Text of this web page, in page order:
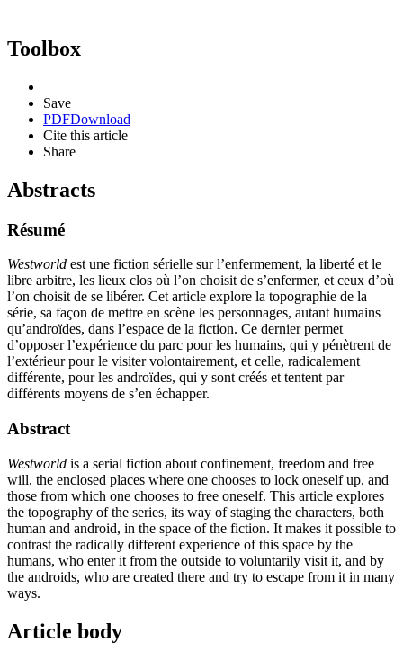
Toolbox
Save
PDFDownload
Cite this article
Share
Abstracts
Résumé
Westworld est une fiction sérielle sur l’enfermement, la liberté et le
libre arbitre, les lieux clos où l’on choisit de s’enfermer, et ceux d’où
l’on choisit de se libérer. Cet article explore la topographie de la
série, sa façon de mettre en scène les personnages, autant humains
qu’androïdes, dans l’espace de la fiction. Ce dernier permet
d’opposer l’expérience du parc pour les humains, qui y pénètrent de
l’extérieur pour le visiter volontairement, et celle, radicalement
différente, pour les androïdes, qui y sont créés et tentent par
différents moyens de s’en échapper.
Abstract
Westworld is a serial fiction about confinement, freedom and free
will, the enclosed places where one chooses to lock oneself up, and
those from which one chooses to free oneself. This article explores
the topography of the series, its way of staging the characters, both
human and android, in the space of the fiction. It makes it possible to
contrast the radically different experience of this space by the
humans, who enter it from the outside to voluntarily visit it, and by
the androids, who are created there and try to escape from it in many
ways.
Article body